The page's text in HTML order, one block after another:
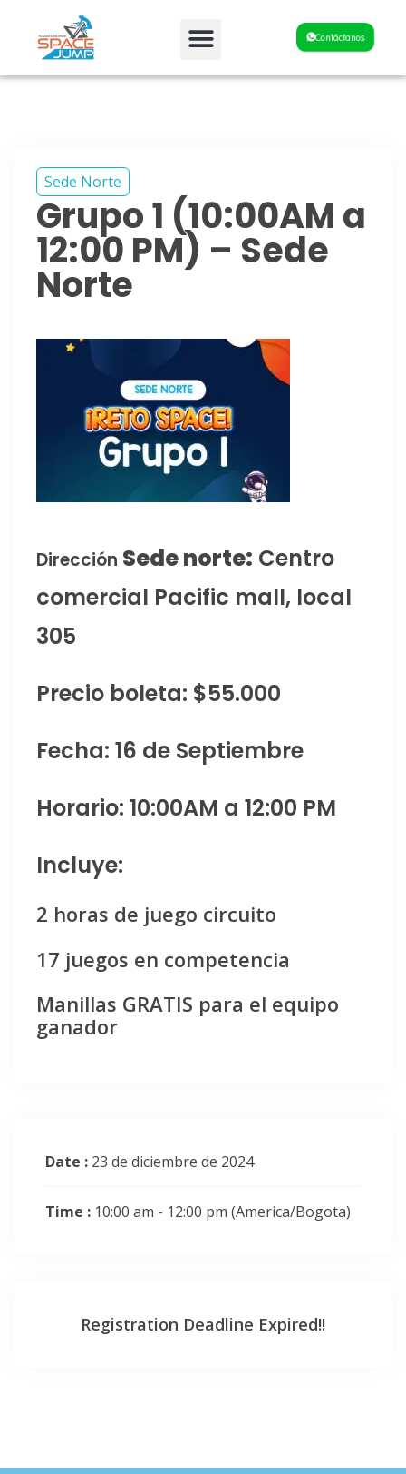
Contáctanos
Sede Norte
Grupo 1 (10:00AM a
12:00 PM) – Sede
Norte
Dirección Sede norte: Centro
comercial Pacific mall, local
305
Precio boleta: $55.000
Fecha: 16 de Septiembre
Horario: 10:00AM a 12:00 PM
Incluye:
2 horas de juego circuito
17 juegos en competencia
Manillas GRATIS para el equipo
ganador
Date : 23 de diciembre de 2024
Time : 10:00 am - 12:00 pm (America/Bogota)
Registration Deadline Expired!!